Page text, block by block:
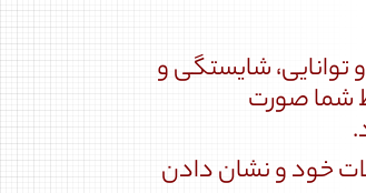
شایستگی و
شما صورت
خود و نشان دادن